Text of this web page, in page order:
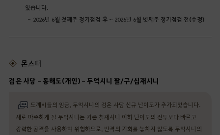
있습니다.
2026년 6월 첫째주 정기점검 후 ~ 2026년 6월 넷째주 정기점검 전(수정)
몬스터
검은 사당 - 동해도(개인) - 두억시니 팔/구/십재시니
도깨비들의 임금, 두억시니의 검은 사당 신규 난이도가 추가되었습니다.
새로 마주하게 될 두억시니는 기존 칠재시니 이하 난이도의 전투보다 빠르고
강력한 공격을 사용하며 위협하므로, 반격의 기회를 놓치지 않도록 두억시니의